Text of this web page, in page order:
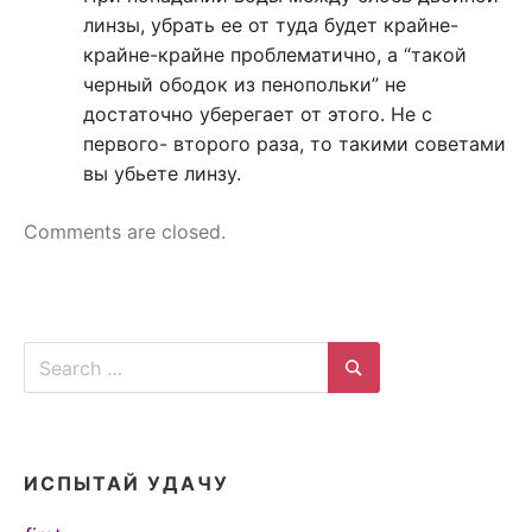
линзы, убрать ее от туда будет крайне-
крайне-крайне проблематично, а “такой
черный ободок из пенопольки” не
достаточно уберегает от этого. Не с
первого- второго раза, то такими советами
вы убьете линзу.
Comments are closed.
Search
for:
Search
ИСПЫТАЙ УДАЧУ